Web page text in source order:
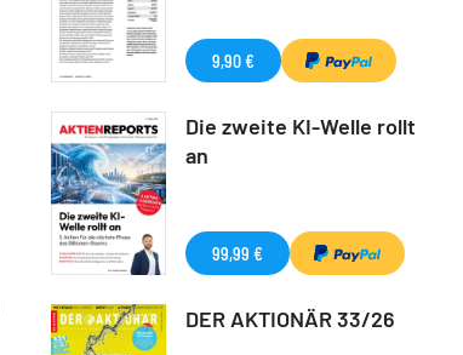
9,90 €
Die zweite KI-Welle rollt
an
99,99 €
DER AKTIONÄR 33/26